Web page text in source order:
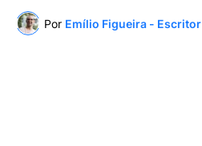
Por Emílio Figueira - Escritor